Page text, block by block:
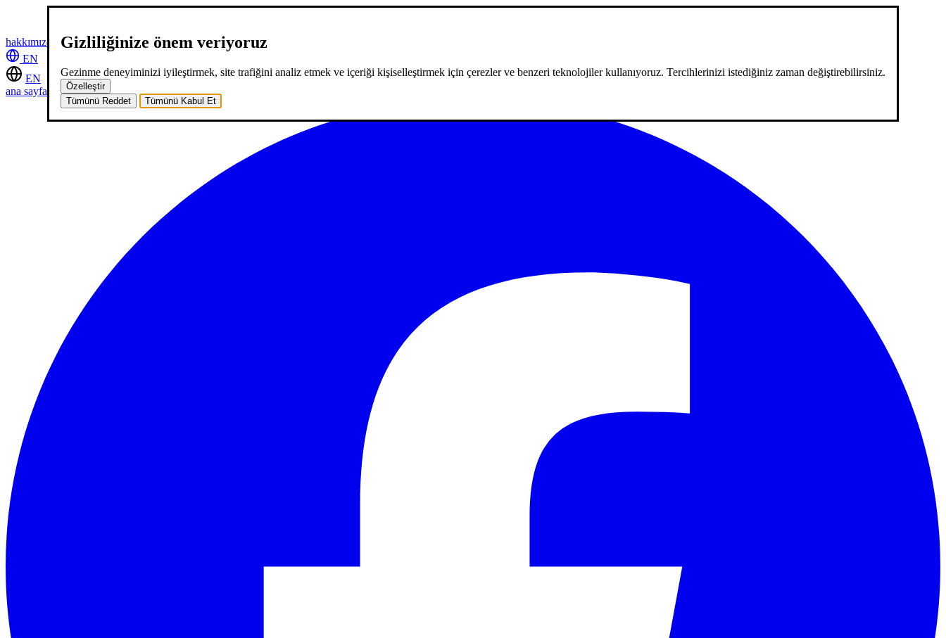
Gizliliğinize önem veriyoruz
Gezinme deneyiminizi iyileştirmek, site trafiğini analiz etmek ve içeriği kişiselleştirmek için çerezler ve benzeri teknolojiler kullanıyoruz. Tercihlerinizi istediğiniz zaman değiştirebilirsiniz.
Özelleştir
Tümünü Reddet
Tümünü Kabul Et
hakkımızda hizmetlerimizneler yaptıkkariyer2 blogiletişim
EN
EN
ana sayfa
hakkımızdahizmetlerimizneler yaptık